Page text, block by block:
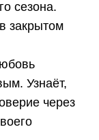
сезона.
закрытом
Узнаёт,
через